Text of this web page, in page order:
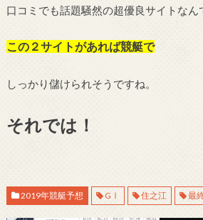
口コミでも話題騒然の超優良サイトなん
この２サイトがあれば競艇で
しっかり儲けられそうですね。
それでは！
2019年競艇予想 GⅠ 住之江 最